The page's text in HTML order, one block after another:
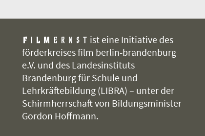
ist eine Initiative des
förderkreises film berlin-brandenburg
e.V. und des Landesinstituts
Brandenburg für Schule und
Lehrkräftebildung (LIBRA) – unter der
Schirmherrschaft von Bildungsminister
Gordon Hoffmann.